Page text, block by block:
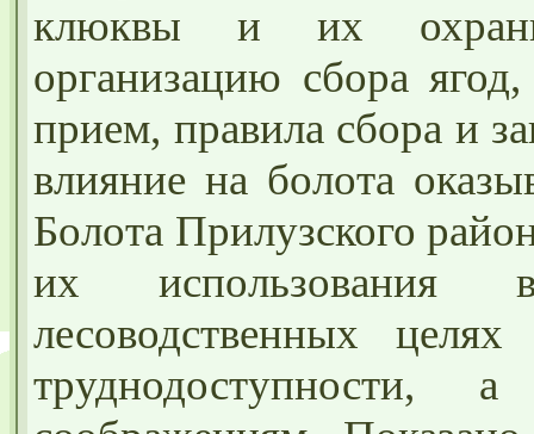
клюквы и их охраны
организацию сбора
прием, правила сбора и
влияние на болота
Болота Прилузского
их использования
лесоводственных
труднодоступности,